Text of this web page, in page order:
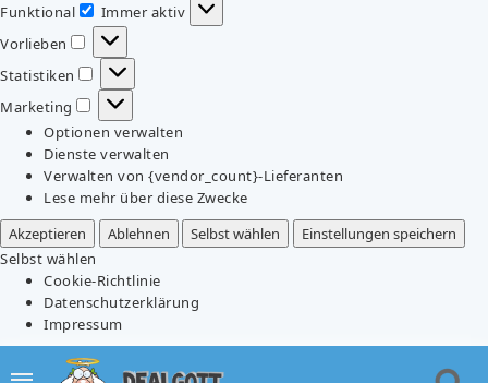
Funktional
Funktional
Immer aktiv
Vorlieben
Vorlieben
Statistiken
Statistiken
Marketing
Marketing
Optionen verwalten
Dienste verwalten
Verwalten von {vendor_count}-Lieferanten
Lese mehr über diese Zwecke
Akzeptieren
Ablehnen Selbst wählen
Einstellungen speichern
Selbst wählen
Cookie-Richtlinie
Datenschutzerklärung
Impressum